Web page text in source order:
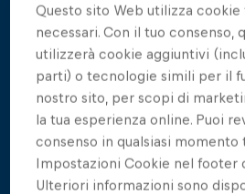
atleti alla prova.
Guarda i migliori tuffatori del
questa tappa delle World
emozionanti finali in diretta su
tutti gli orari.
Questo sito Web utilizza
necessari. Con il tuo consenso,
utilizzerà cookie aggiuntivi
parti) o tecnologie simili per il
nostro sito, per scopi di
la tua esperienza online. Puoi
consenso in qualsiasi momento
Impostazioni Cookie nel footer
Ulteriori informazioni sono